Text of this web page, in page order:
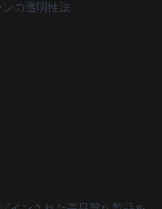
の透明性法